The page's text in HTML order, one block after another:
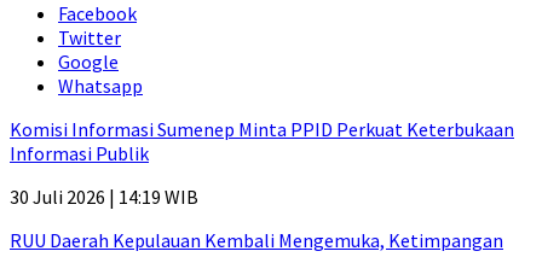
Facebook
Twitter
Google
Whatsapp
Komisi Informasi Sumenep Minta PPID Perkuat Keterbukaan
Informasi Publik
30 Juli 2026 | 14:19 WIB
RUU Daerah Kepulauan Kembali Mengemuka, Ketimpangan